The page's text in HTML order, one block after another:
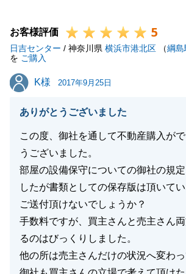
お客様評価 5
日吉センター / 神奈川県 横浜市港北区 （綱島
を ご購入
K様
K様 2017年9月25日
ありがとうございました
この度、御社を通して不動産購入が
うございました。
部屋の設備保守についての御社の規
したが書類としての保存版は頂いてい
ご送付頂けないでしょうか？
手数料ですが、買主さんと売主さん
るのはびっくりしました。
他の所は売主さんだけの状況へ変わっ